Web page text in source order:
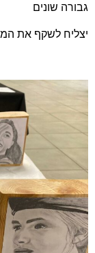
גבורה שונים
יצליח לשקף את